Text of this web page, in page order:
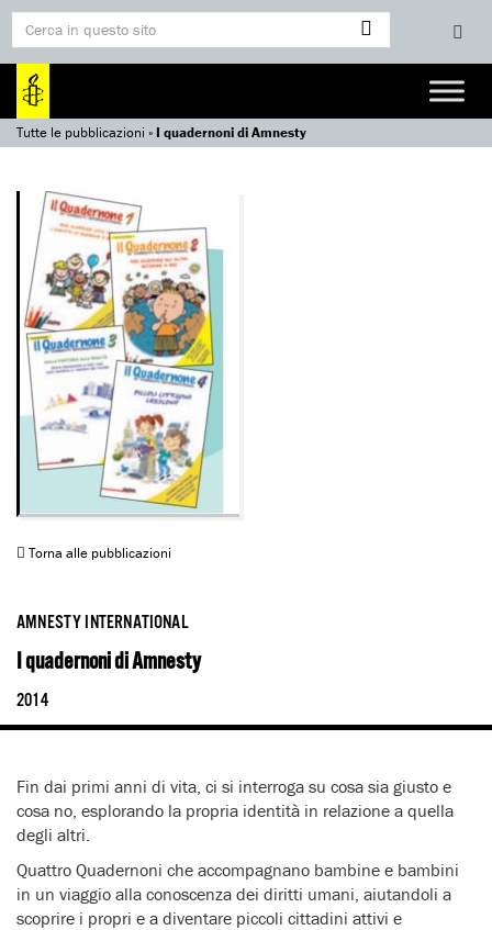
Tutte le pubblicazioni »I quadernoni di Amnesty
Torna alle pubblicazioni
AMNESTY INTERNATIONAL
I quadernoni di Amnesty
2014
Fin dai primi anni di vita, ci si interroga su cosa sia giusto e
cosa no, esplorando la propria identità in relazione a quella
degli altri.
Quattro Quadernoni che accompagnano bambine e bambini
in un viaggio alla conoscenza dei diritti umani, aiutandoli a
scoprire i propri e a diventare piccoli cittadini attivi e